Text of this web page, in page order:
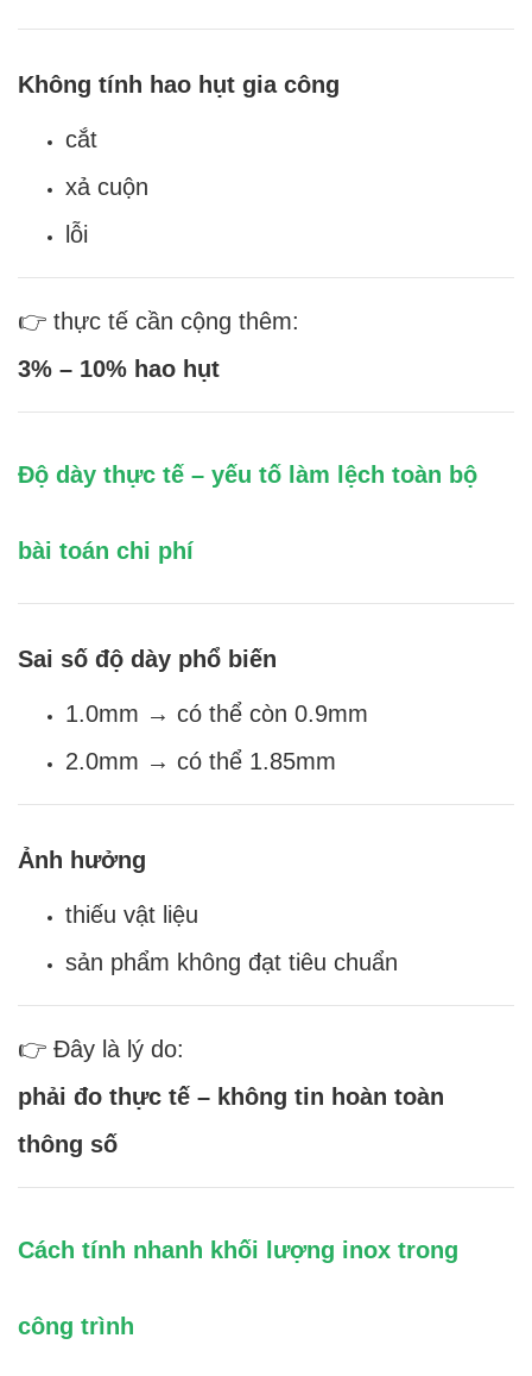
Không tính hao hụt gia công
cắt
xả cuộn
lỗi
👉 thực tế cần cộng thêm:
3% – 10% hao hụt
Độ dày thực tế – yếu tố làm lệch toàn bộ
bài toán chi phí
Sai số độ dày phổ biến
1.0mm → có thể còn 0.9mm
2.0mm → có thể 1.85mm
Ảnh hưởng
thiếu vật liệu
sản phẩm không đạt tiêu chuẩn
👉 Đây là lý do:
phải đo thực tế – không tin hoàn toàn
thông số
Cách tính nhanh khối lượng inox trong
công trình